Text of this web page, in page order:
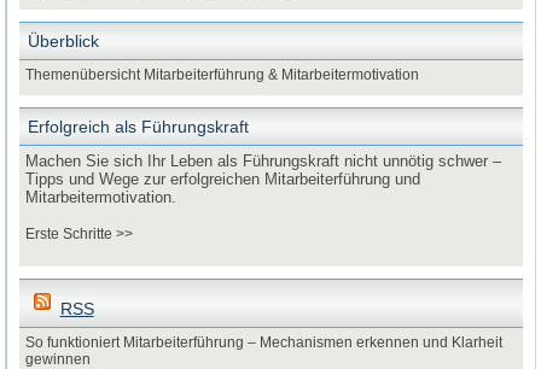
Überblick
Themenübersicht Mitarbeiterführung & Mitarbeitermotivation
Erfolgreich als Führungskraft
Machen Sie sich Ihr Leben als Führungskraft nicht unnötig schwer –
Tipps und Wege zur erfolgreichen Mitarbeiterführung und
Mitarbeitermotivation.
Erste Schritte >>
RSS
So funktioniert Mitarbeiterführung – Mechanismen erkennen und Klarheit
gewinnen